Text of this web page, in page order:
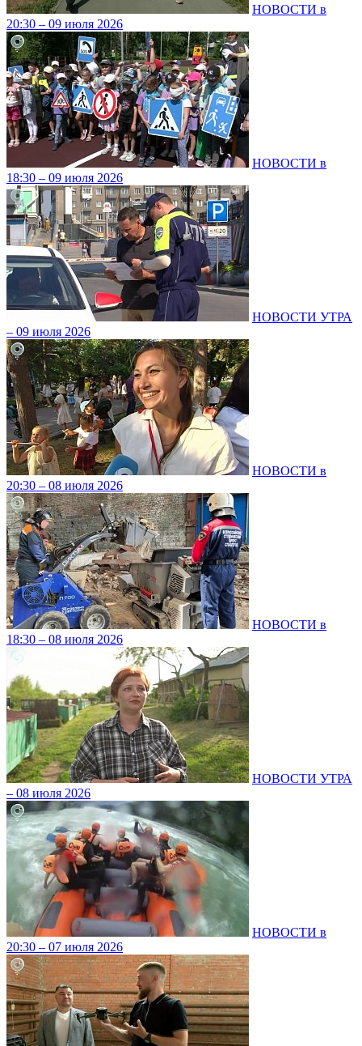
НОВОСТИ в
20:30 – 09 июля 2026
НОВОСТИ в
18:30 – 09 июля 2026
НОВОСТИ УТРА
– 09 июля 2026
НОВОСТИ в
20:30 – 08 июля 2026
НОВОСТИ в
18:30 – 08 июля 2026
НОВОСТИ УТРА
– 08 июля 2026
НОВОСТИ в
20:30 – 07 июля 2026